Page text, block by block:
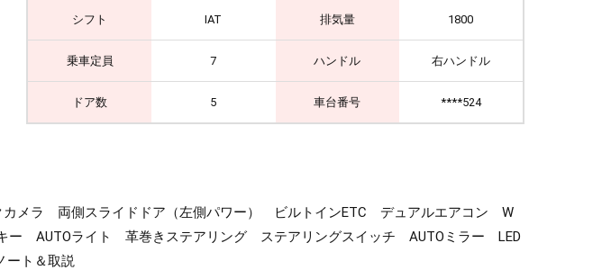
シフト IAT 排気量 1800
乗車定員 7 ハンドル 右ハンドル
ドア数 5 車台番号 ****524
カメラ 両側スライドドア（左側パワー） ビルトインETC デュアルエアコン W
ー AUTOライト 革巻きステアリング ステアリングスイッチ AUTOミラー LED
ト＆取説